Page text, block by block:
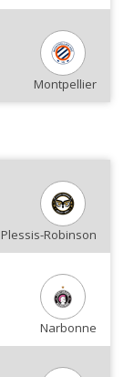
Montpellier
Plessis-Robinson
Narbonne